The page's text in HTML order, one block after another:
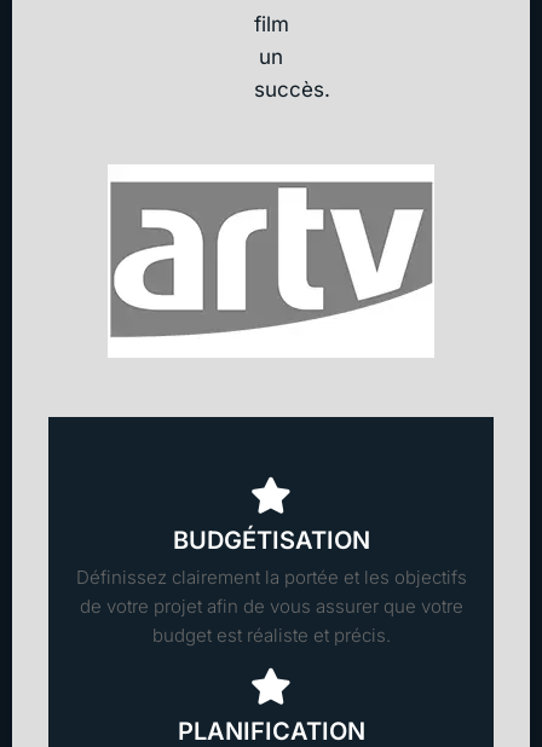
film
un
succès.
BUDGÉTISATION
Définissez clairement la portée et les objectifs
de votre projet afin de vous assurer que votre
budget est réaliste et précis.
PLANIFICATION